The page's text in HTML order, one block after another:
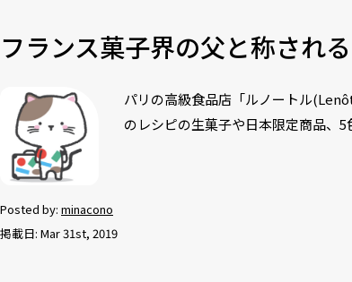
フランス菓子界の父と称され
Posted by: minacono
掲載日: Mar 31st, 2019
パリの高級食品店「ルノートル
のレシピの生菓子や日本限定商品、